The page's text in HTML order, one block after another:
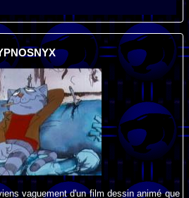
vaguement d'un film dessin animé que